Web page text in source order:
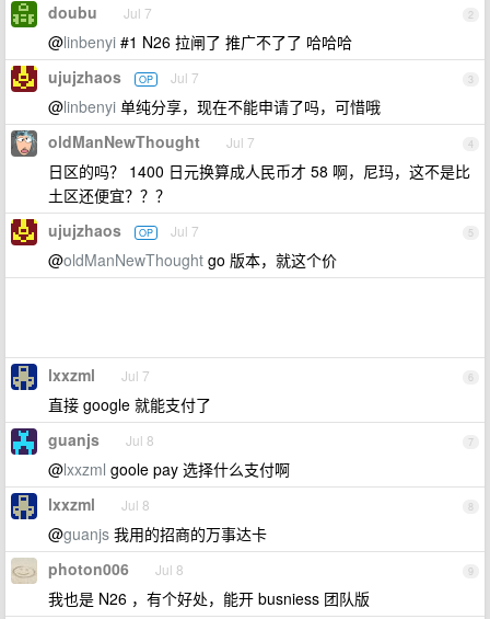
2
doubu Jul 7
@linbenyi #1 N26 拉闸了 推广不了了 哈哈哈
3
ujujzhaos OP Jul 7
@linbenyi 单纯分享，现在不能申请了吗，可惜哦
4
oldManNewThought Jul 7
日区的吗？ 1400 日元换算成人民币才 58 啊，尼玛，这不是比
土区还便宜？？？
5
ujujzhaos OP Jul 7
@oldManNewThought go 版本，就这个价
6
lxxzml Jul 7
直接 google 就能支付了
7
guanjs Jul 8
@lxxzml goole pay 选择什么支付啊
8
lxxzml Jul 8
@guanjs 我用的招商的万事达卡
9
photon006 Jul 8
我也是 N26 ，有个好处，能开 busniess 团队版